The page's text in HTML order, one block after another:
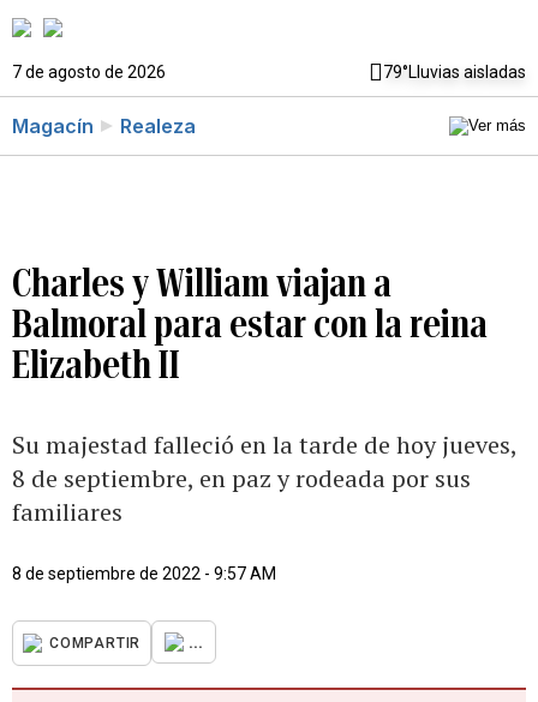
7 de agosto de 2026 79°Lluvias aisladas
Magacín Realeza
Charles y William viajan a
Balmoral para estar con la reina
Elizabeth II
Su majestad falleció en la tarde de hoy jueves,
8 de septiembre, en paz y rodeada por sus
familiares
8 de septiembre de 2022 - 9:57 AM
COMPARTIR ...